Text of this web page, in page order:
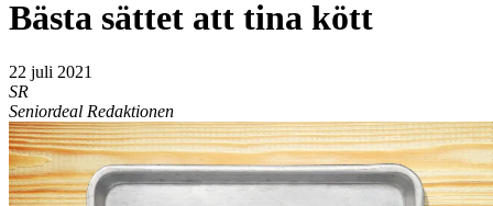
Bästa sättet att tina kött
22 juli 2021
SR
Seniordeal Redaktionen